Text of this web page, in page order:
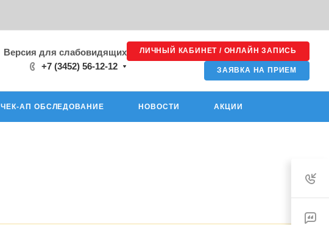
Версия для слабовидящих
+7 (3452) 56-12-12
ЛИЧНЫЙ КАБИНЕТ / ОНЛАЙН ЗАПИСЬ
ЗАЯВКА НА ПРИЕМ
ЧЕК-АП ОБСЛЕДОВАНИЕ НОВОСТИ АКЦИИ